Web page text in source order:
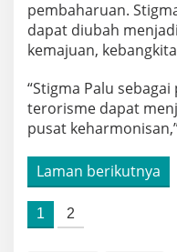
pembaharuan.
dapat diubah
kemajuan,
“Stigma Palu
terorisme dapat
pusat
Laman berikutnya
1 2